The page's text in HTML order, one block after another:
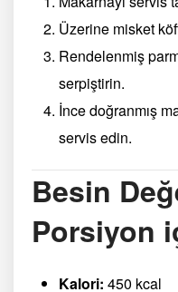
Üzerine misket
Rendelenmiş
serpiştirin.
İnce doğranmış
servis edin.
Besin
Porsiyon
Kalori: 450 kcal